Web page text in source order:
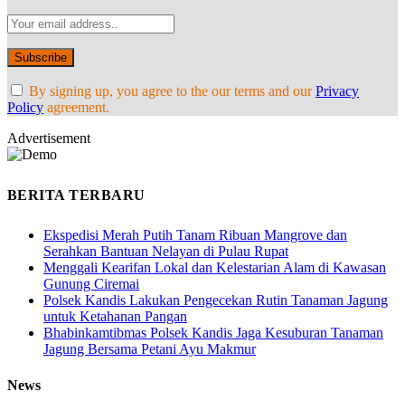
By signing up, you agree to the our terms and ourPrivacy
Policy agreement.
Advertisement
BERITA TERBARU
Ekspedisi Merah Putih Tanam Ribuan Mangrove dan
Serahkan Bantuan Nelayan di Pulau Rupat
Menggali Kearifan Lokal dan Kelestarian Alam di Kawasan
Gunung Ciremai
Polsek Kandis Lakukan Pengecekan Rutin Tanaman Jagung
untuk Ketahanan Pangan
Bhabinkamtibmas Polsek Kandis Jaga Kesuburan Tanaman
Jagung Bersama Petani Ayu Makmur
News